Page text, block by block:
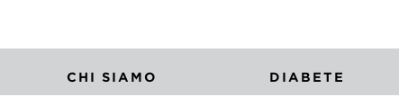
CHI SIAMO DIABETE